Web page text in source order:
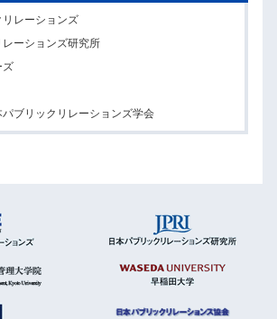
レーションズ
ーションズ研究所
ズ
ブリックリレーションズ学会